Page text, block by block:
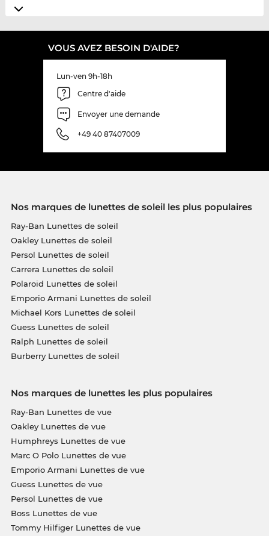
VOUS AVEZ BESOIN D'AIDE?
Lun-ven 9h-18h
Centre d'aide
Envoyer une demande
+49 40 87407009
Nos marques de lunettes de soleil les plus populaires
Ray-Ban Lunettes de soleil
Oakley Lunettes de soleil
Persol Lunettes de soleil
Carrera Lunettes de soleil
Polaroid Lunettes de soleil
Emporio Armani Lunettes de soleil
Michael Kors Lunettes de soleil
Guess Lunettes de soleil
Ralph Lunettes de soleil
Burberry Lunettes de soleil
Nos marques de lunettes les plus populaires
Ray-Ban Lunettes de vue
Oakley Lunettes de vue
Humphreys Lunettes de vue
Marc O Polo Lunettes de vue
Emporio Armani Lunettes de vue
Guess Lunettes de vue
Persol Lunettes de vue
Boss Lunettes de vue
Tommy Hilfiger Lunettes de vue